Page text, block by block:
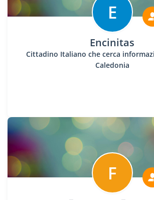
E
Encinitas
Cittadino Italiano che cerca
Caledonia
F